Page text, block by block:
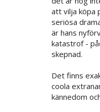
att vilja köpa
seriösa
är hans
katastrof -
skepnad.
Det finns
coola
kännedom